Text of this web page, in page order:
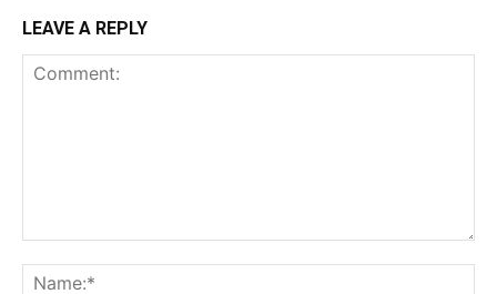
LEAVE A REPLY